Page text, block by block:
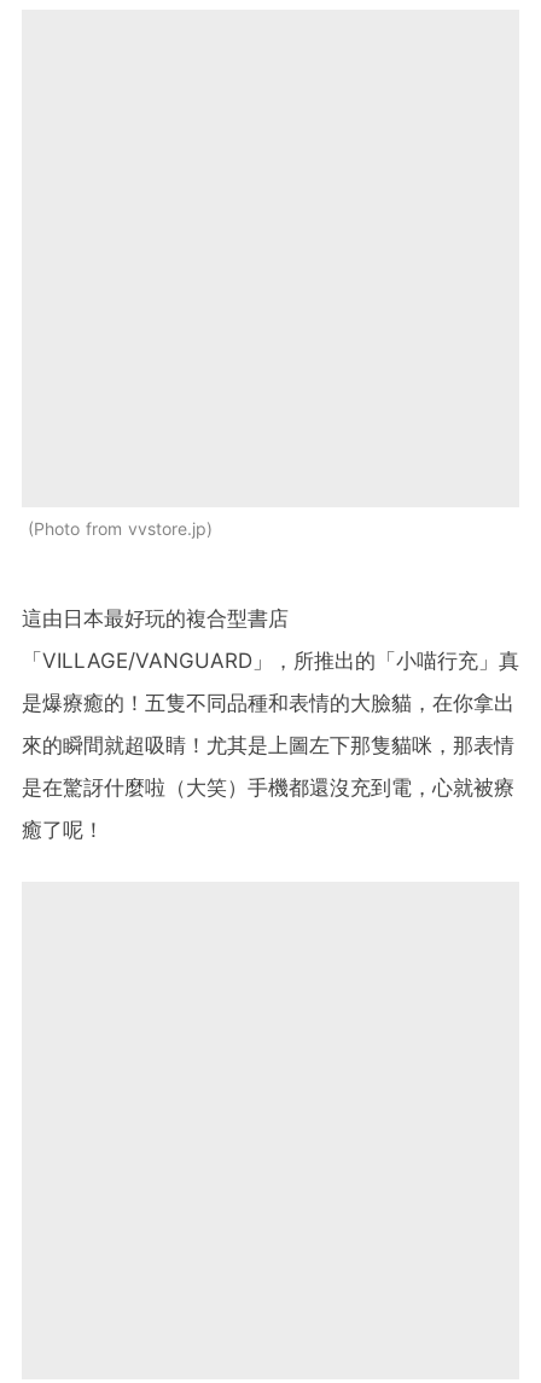
Photo from vvstore.jp
這由日本最好玩的複合型書店
「VILLAGE/VANGUARD」，所推出的「小喵行充」真
是爆療癒的！五隻不同品種和表情的大臉貓，在你拿出
來的瞬間就超吸睛！尤其是上圖左下那隻貓咪，那表情
是在驚訝什麼啦（大笑）手機都還沒充到電，心就被療
癒了呢！